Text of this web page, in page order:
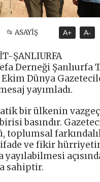
📂 ASAYİŞ A+ A-
ŞANLIURFA
Derneği Şanlıurfa
Ekim Dünya
yayımladı.
bir ülkenin
basındır.
toplumsal
ifade ve fikir
yayılabilmesi
sahiptir.